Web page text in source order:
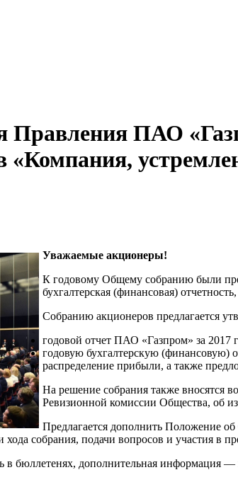
Правления ПАО
«Компания,
Уважаемые акционеры!
К годовому Общему собранию были
бухгалтерская (финансовая)
Собранию акционеров предлагается
годовой отчет ПАО «Газпром» за 2017
годовую бухгалтерскую (финансовую)
распределение прибыли, а также
На решение собрания также вносятся
Ревизионной комиссии Общества, об
Предлагается дополнить Положение
собрания, подачи вопросов и участия в
бюллетенях, дополнительная информация —